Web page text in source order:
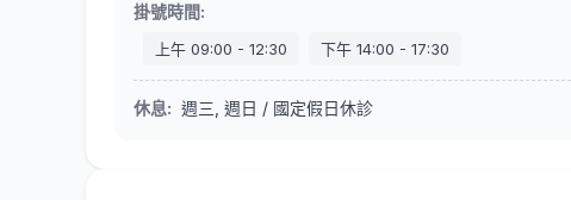
掛號時間:
上午 09:00 - 12:30 下午 14:00 - 17:30
休息: 週三, 週日 / 國定假日休診